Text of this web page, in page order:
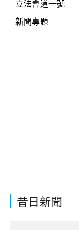
立法會道一號
新聞專題
昔日新聞